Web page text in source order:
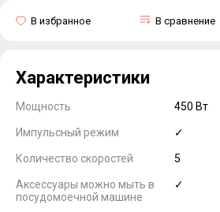
В сравнение
В избранное
Характеристики
Мощность 450 Вт
Импульсный режим ✓
Количество скоростей 5
Аксессуары можно мыть в
посудомоечной машине
✓